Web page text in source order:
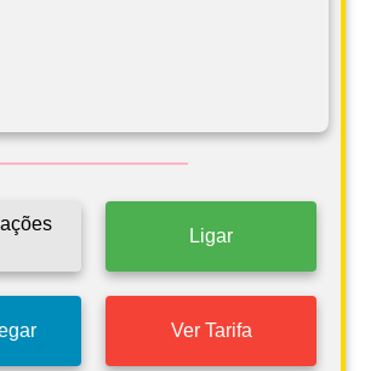
Ligar
Ver Tarifa